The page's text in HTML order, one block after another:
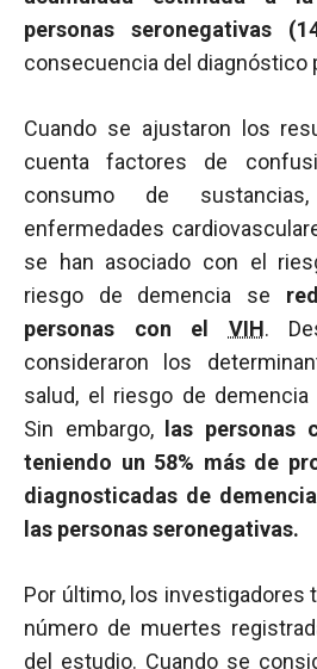
personas seronegativas
consecuencia del diagnóstico
Cuando se ajustaron los
cuenta factores de
consumo de
enfermedades
se han asociado con el
riesgo de demencia se
personas con el VIH.
consideraron los
salud, el riesgo de
Sin embargo,
las
teniendo un 58% más de
diagnosticadas de
las personas seronegativas.
Por último, los investigadores
número de muertes
del estudio. Cuando se